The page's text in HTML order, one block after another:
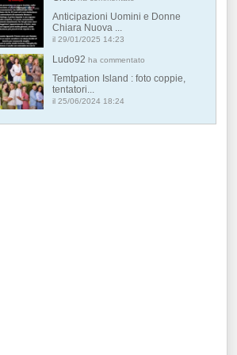
Anticipazioni Uomini e Donne
Chiara Nuova ...
il 29/01/2025 14:23
Ludo92 ha commentato
Temtpation Island : foto coppie,
tentatori...
il 25/06/2024 18:24